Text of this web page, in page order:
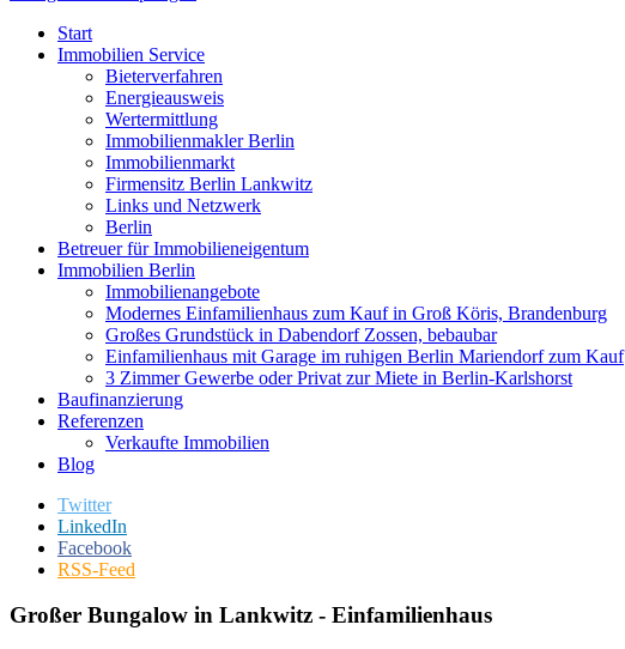
Start
Immobilien Service
Bieterverfahren
Energieausweis
Wertermittlung
Immobilienmakler Berlin
Immobilienmarkt
Firmensitz Berlin Lankwitz
Links und Netzwerk
Berlin
Betreuer für Immobilieneigentum
Immobilien Berlin
Immobilienangebote
Modernes Einfamilienhaus zum Kauf in Groß Köris, Brandenburg
Großes Grundstück in Dabendorf Zossen, bebaubar
Einfamilienhaus mit Garage im ruhigen Berlin Mariendorf zum Kauf
3 Zimmer Gewerbe oder Privat zur Miete in Berlin-Karlshorst
Baufinanzierung
Referenzen
Verkaufte Immobilien
Blog
Twitter
LinkedIn
Facebook
RSS-Feed
Großer Bungalow in Lankwitz - Einfamilienhaus